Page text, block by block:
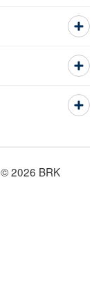
© 2026 BRK